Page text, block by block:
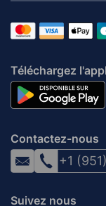
Téléchargez
Contactez-nous
+1
Suivez nous